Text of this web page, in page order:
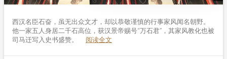
西汉名臣石奋，虽无出众文才，却以恭敬谨慎的行事家风闻名朝野。
他一家五人身居二千石高位，获汉景帝赐号“万石君”，其家风教化也被
司马迁写入史书盛赞。 阅读全文